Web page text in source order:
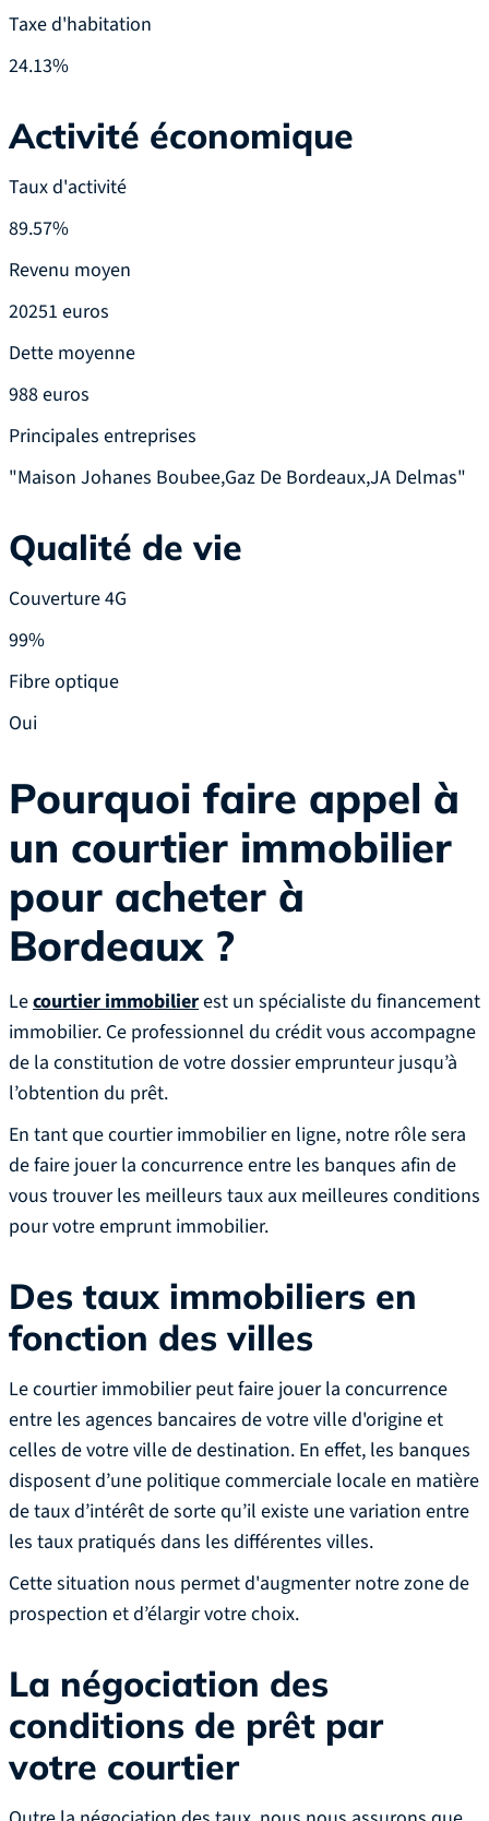
Taxe d'habitation
24.13%
Activité économique
Taux d'activité
89.57%
Revenu moyen
20251 euros
Dette moyenne
988 euros
Principales entreprises
"Maison Johanes Boubee,Gaz De Bordeaux,JA Delmas"
Qualité de vie
Couverture 4G
99%
Fibre optique
Oui
Pourquoi faire appel à
un courtier immobilier
pour acheter à
Bordeaux?
Lecourtier immobilierest un spécialiste du financement
immobilier. Ce professionnel du crédit vous accompagne
de la constitution de votre dossier emprunteur jusqu’à
l’obtention du prêt.
En tant que courtier immobilier en ligne, notre rôle sera
de faire jouer la concurrence entre les banques afin de
vous trouver les meilleurs taux aux meilleures conditions
pour votre emprunt immobilier.
Des taux immobiliers en
fonction des villes
Le courtier immobilier peut faire jouer la concurrence
entre les agences bancaires de votre ville d'origine et
celles de votre ville de destination. En effet, les banques
disposent d’une politique commerciale locale en matière
de taux d’intérêt de sorte qu’il existe une variation entre
les taux pratiqués dans les différentes villes.
Cette situation nous permet d'augmenter notre zone de
prospection et d’élargir votre choix.
La négociation des
conditions de prêt par
votre courtier